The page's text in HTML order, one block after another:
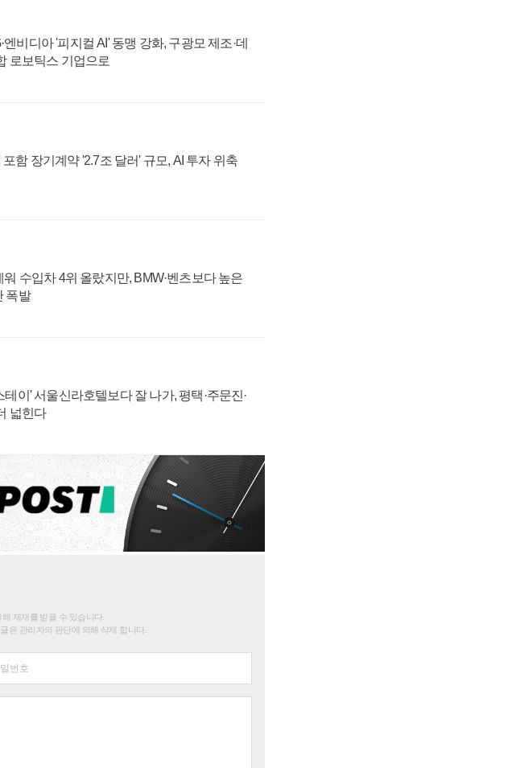
비디아 '피지컬 AI' 동맹 강화, 구광모 제조·데
로보틱스 기업으로
함 장기계약 '2.7조 달러' 규모, AI 투자 위축
수입차 4위 올랐지만, BMW·벤츠보다 높은
폭발
이' 서울신라호텔보다 잘 나가, 평택·주문진·
넓힌다
제재를 받을 수 있습니다.
은 관리자의 판단에 의해 삭제 합니다.